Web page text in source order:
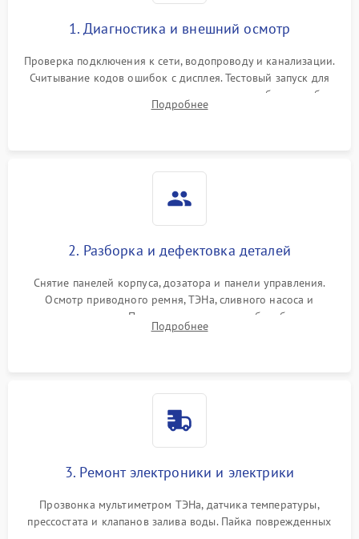
1. Диагностика и внешний осмотр
Проверка подключения к сети, водопроводу и канализации.
Считывание кодов ошибок с дисплея. Тестовый запуск для
выявления посторонних шумов, протечек или сбоев в работе
электронного модуля управления.
Подробнее
2. Разборка и дефектовка деталей
Снятие панелей корпуса, дозатора и панели управления.
Осмотр приводного ремня, ТЭНа, сливного насоса и
амортизаторов. Проверка подшипников барабана и
крестовины на износ, а манжеты люка на разрывы.
Подробнее
3. Ремонт электроники и электрики
Прозвонка мультиметром ТЭНа, датчика температуры,
прессостата и клапанов залива воды. Пайка поврежденных